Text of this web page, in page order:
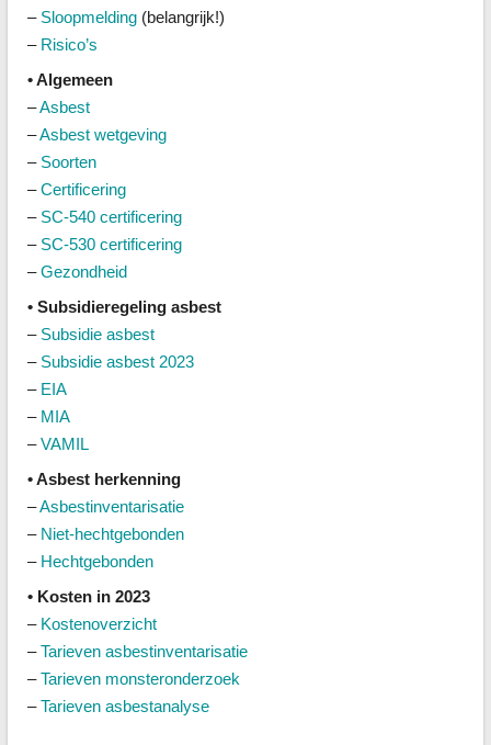
– Sloopmelding(belangrijk!)
– Risico’s
• Algemeen
–Asbest
–Asbest wetgeving
– Soorten
–Certificering
– SC-540 certificering
– SC-530 certificering
–Gezondheid
• Subsidieregeling asbest
– Subsidie asbest
– Subsidie asbest 2023
– EIA
– MIA
–VAMIL
• Asbest herkenning
–Asbestinventarisatie
– Niet-hechtgebonden
– Hechtgebonden
• Kosten in 2023
– Kostenoverzicht
–Tarieven asbestinventarisatie
–Tarieven monsteronderzoek
–Tarieven asbestanalyse